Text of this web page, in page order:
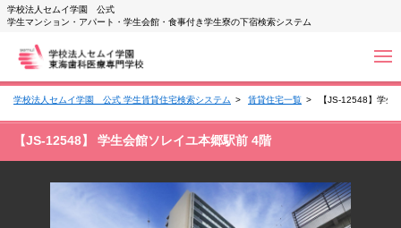
学校法人セムイ学園 公式
学生マンション・アパート・学生会館・食事付き学生寮の下宿検索システム
学校法人セムイ学園 公式 学生賃貸住宅検索システム 賃貸住宅一覧 【JS-12548】学生
【JS-12548】 学生会館ソレイユ本郷駅前 4階